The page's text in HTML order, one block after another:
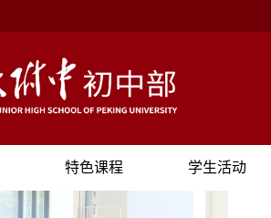
特色课程 学生活动